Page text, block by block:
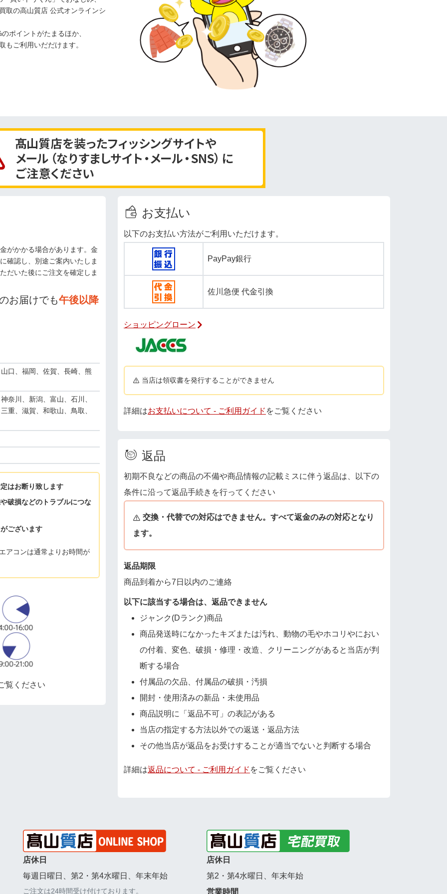
取の高山質店 公式オンラインシ
ポイントがたまるほか、
もご利用いだだけます。
がかかる場合があります。金
確認し、別途ご案内いたしま
だいた後にご注文を確定しま
口、福岡、佐賀、長崎、熊
奈川、新潟、富山、石川、
重、滋賀、和歌山、鳥取、
お届けでも午後以降
はお断り致します
破損などのトラブルにつな
ございます
アコンは通常よりお時間が
覧ください
お支払い
以下のお支払い方法がご利用いただけます。
PayPay銀行
佐川急便 代金引換
ショッピングローン
当店は領収書を発行することができません
詳細はお支払いについて - ご利用ガイド をご覧ください
返品
初期不良などの商品の不備や商品情報の記載ミスに伴う返品は、以下の
条件に沿って返品手続きを行ってください
交換・代替での対応はできません。すべて返金のみの対応となり
ます。
返品期限
商品到着から7日以内のご連絡
以下に該当する場合は、返品できません
ジャンク(Dランク)商品
商品発送時になかったキズまたは汚れ、動物の毛やホコリやにおい
の付着、変色、破損・修理・改造、クリーニングがあると当店が判
断する場合
付属品の欠品、付属品の破損・汚損
開封・使用済みの新品・未使用品
商品説明に「返品不可」の表記がある
当店の指定する方法以外での返送・返品方法
その他当店が返品をお受けすることが適当でないと判断する場合
詳細は返品について - ご利用ガイド をご覧ください
店休日
毎週日曜日、第2・第4水曜日、年末年始
ご注文は24時間受け付けております。
店休日
第2・第4水曜日、年末年始
営業時間